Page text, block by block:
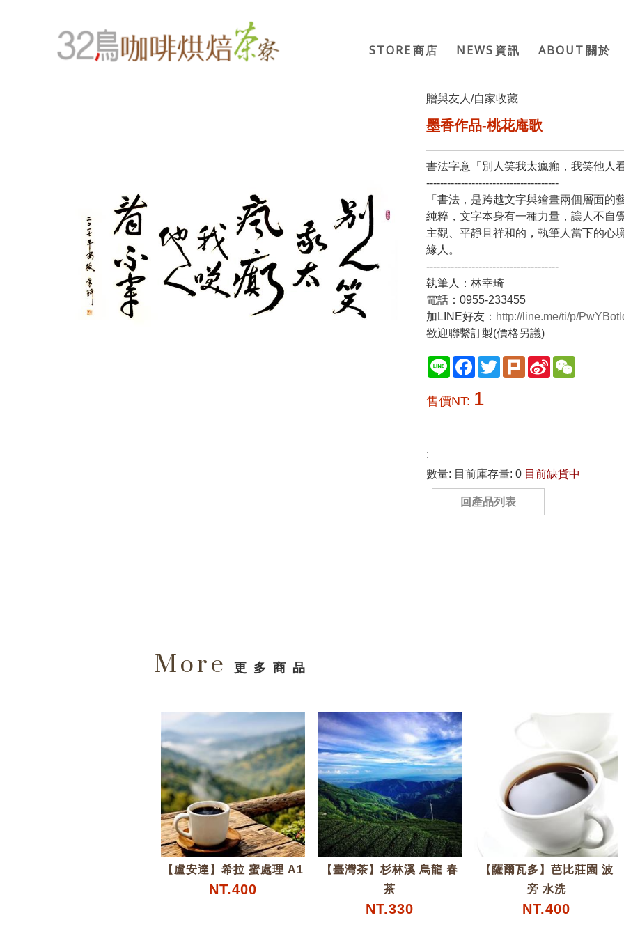
STORE 商店 NEWS 資訊 ABOUT 關於
贈與友人/自家收藏
墨香作品-桃花庵歌
書法字意「別人笑我太瘋癲，我笑他人
--------------------------------------
「書法，是跨越文字與繪畫兩個層面的
純粹，文字本身有一種力量，讓人不自
主觀、平靜且祥和的，執筆人當下的心
緣人。
--------------------------------------
執筆人：林幸琦
電話：0955-233455
加LINE好友： http://line.me/ti/p/
歡迎聯繫訂製(價格另議)
Line Facebook
TwitterPlurk Sina
Weibo
售價NT: 1
:
數量: 目前庫存量: 0 目前缺貨中
回產品列表
More 更多商品
【盧安達】希拉 蜜處理 A1
NT.400
【臺灣茶】杉林溪 烏龍 春
茶
NT.330
【薩爾瓦多】芭比莊園 波
旁 水洗
NT.400